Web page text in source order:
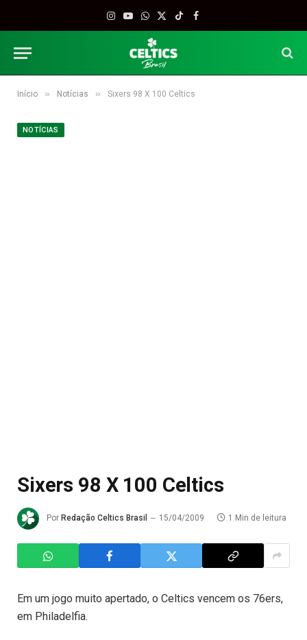
Instagram
YouTube
WhatsApp
X
TikTokFacebook
Início » Notícias » Sixers 98 X 100 Celtics
NOTÍCIAS
Sixers 98 X 100 Celtics
Por Redação Celtics Brasil 15/04/2009 1 Min de leitura
Em um jogo muito apertado, o Celtics vencem os 76ers,
em Philadelfia.